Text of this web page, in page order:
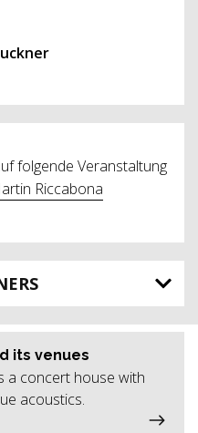
folgende Veranstaltung
Riccabona
its venues
a concert house with
acoustics.